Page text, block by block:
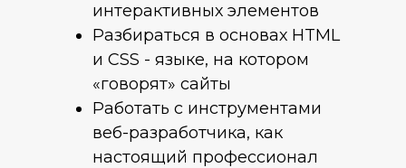
интерактивных элементов
Разбираться в основах HTML
и CSS - языке, на котором
«говорят» сайты
Работать с инструментами
веб-разработчика, как
настоящий профессионал